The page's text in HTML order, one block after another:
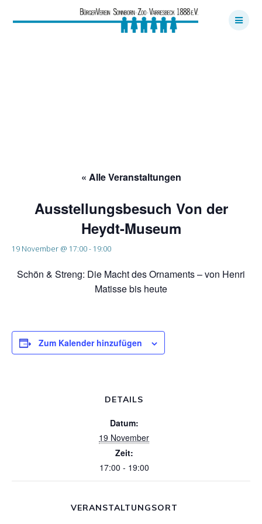
to
content
« Alle Veranstaltungen
Ausstellungsbesuch Von der
Heydt-Museum
19 November @ 17:00- 19:00
Schön & Streng: Die Macht des Ornaments – von Henri
Matisse bis heute
Zum Kalender hinzufügen
DETAILS
Datum:
19 November
Zeit:
17:00 - 19:00
VERANSTALTUNGSORT